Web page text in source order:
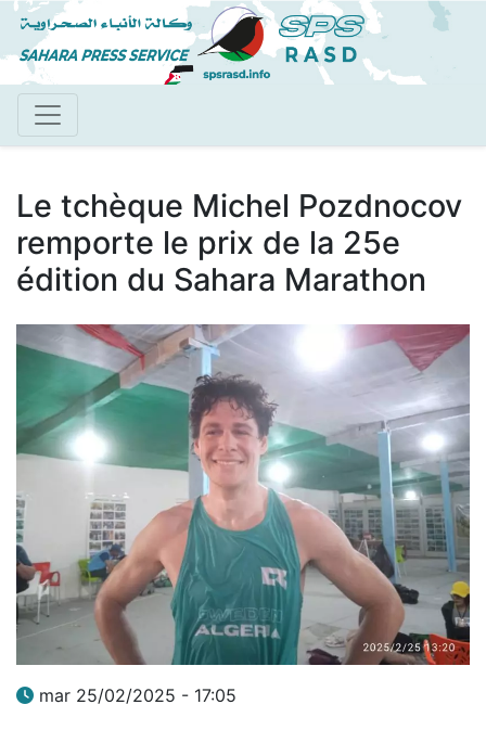
Aller
au
contenu
Le tchèque Michel Pozdnocov
remporte le prix de la 25e
édition du Sahara Marathon
mar 25/02/2025 - 17:05